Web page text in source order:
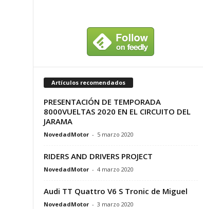
Artículos recomendados
PRESENTACIÓN DE TEMPORADA
8000VUELTAS 2020 EN EL CIRCUITO DEL
JARAMA
NovedadMotor - 5 marzo 2020
RIDERS AND DRIVERS PROJECT
NovedadMotor - 4 marzo 2020
Audi TT Quattro V6 S Tronic de Miguel
NovedadMotor - 3 marzo 2020